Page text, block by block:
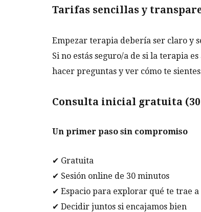
Tarifas sencillas y
Empezar terapia debería ser claro y
Si no estás seguro/a de si la terapia
hacer preguntas y ver cómo te
Consulta inicial gratuita
Un primer paso sin compromiso
✔ Gratuita
✔ Sesión online de 30 minutos
✔ Espacio para explorar qué te trae
✔ Decidir juntos si encajamos bien